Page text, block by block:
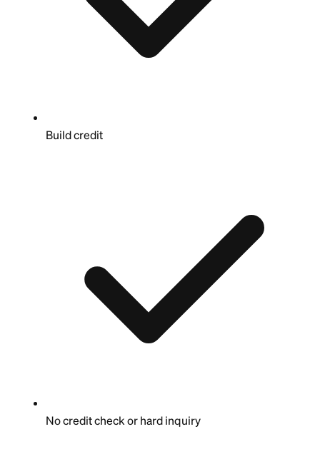
Build credit
No credit check or hard inquiry